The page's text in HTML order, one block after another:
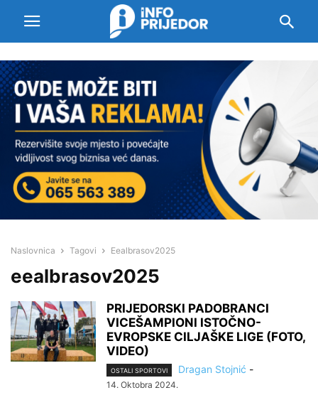
Naslovnica Tagovi Eealbrasov2025
eealbrasov2025
PRIJEDORSKI PADOBRANCI
VICEŠAMPIONI ISTOČNO-
EVROPSKE CILJAŠKE LIGE (FOTO,
VIDEO)
OSTALI SPORTOVI Dragan Stojnić -
14. Oktobra 2024.